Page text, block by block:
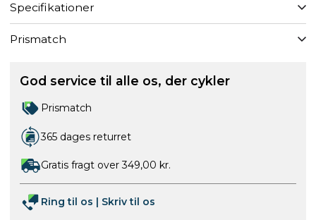
Specifikationer
Prismatch
God service til alle os, der cykler
Prismatch
365 dages returret
Gratis fragt over 349,00 kr.
Ring til os | Skriv til os